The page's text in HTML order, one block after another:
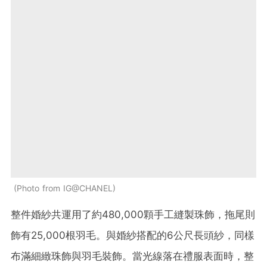
Photo from IG@CHANEL
整件婚紗共運用了約480,000顆手工縫製珠飾，拖尾則
飾有25,000根羽毛。與婚紗搭配的6公尺長頭紗，同樣
布滿細緻珠飾與羽毛裝飾。當光線落在禮服表面時，整